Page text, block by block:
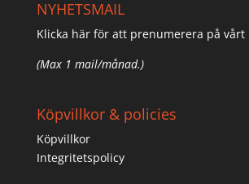
NYHETSMAIL
Klicka här för att prenumerera på vårt
(Max 1 mail/månad.)
Köpvillkor & policies
Köpvillkor
Integritetspolicy